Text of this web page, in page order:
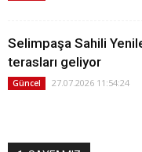
Selimpaşa Sahili
terasları geliyor
Güncel 27.07.2026 11:54:24